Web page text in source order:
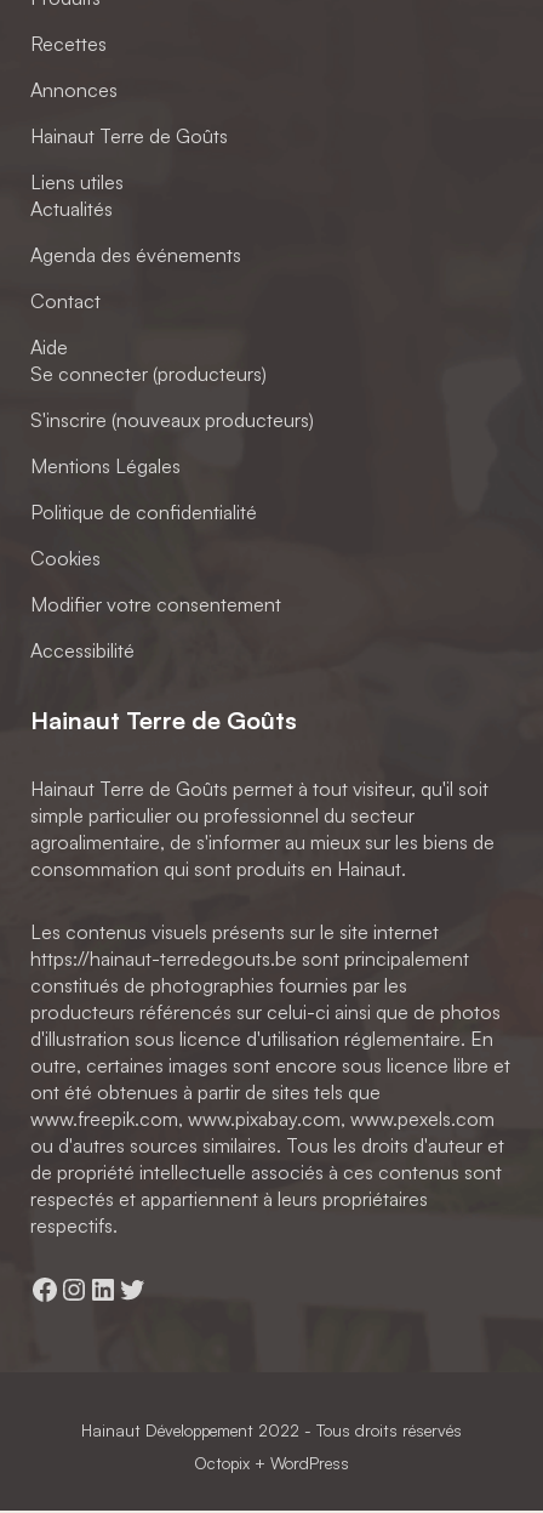
Recettes
Annonces
Hainaut Terre de Goûts
Liens utiles
Actualités
Agenda des événements
Contact
Aide
Se connecter (producteurs)
S'inscrire (nouveaux producteurs)
Mentions Légales
Politique de confidentialité
Cookies
Modifier votre consentement
Accessibilité
Hainaut Terre de Goûts
Hainaut Terre de Goûts permet à tout visiteur, qu'il soit
simple particulier ou professionnel du secteur
agroalimentaire, de s'informer au mieux sur les biens de
consommation qui sont produits en Hainaut.
Les contenus visuels présents sur le site internet
https://hainaut-terredegouts.be sont principalement
constitués de photographies fournies par les
producteurs référencés sur celui-ci ainsi que de photos
d'illustration sous licence d'utilisation réglementaire. En
outre, certaines images sont encore sous licence libre et
ont été obtenues à partir de sites tels que
www.freepik.com, www.pixabay.com, www.pexels.com
ou d'autres sources similaires. Tous les droits d'auteur et
de propriété intellectuelle associés à ces contenus sont
respectés et appartiennent à leurs propriétaires
respectifs.
Facebook
Instagram
LinkedIn
Twitter
Hainaut Développement 2022 - Tous droits réservés
Octopix + WordPress